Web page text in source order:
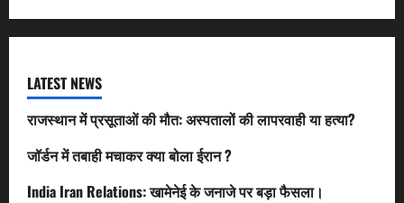
LATEST NEWS
राजस्थान में प्रसूताओं की मौत: अस्पतालों की लापरवाही या हत्या?
जॉर्डन में तबाही मचाकर क्या बोला ईरान ?
India Iran Relations: खामेनेई के जनाजे पर बड़ा फैसला।